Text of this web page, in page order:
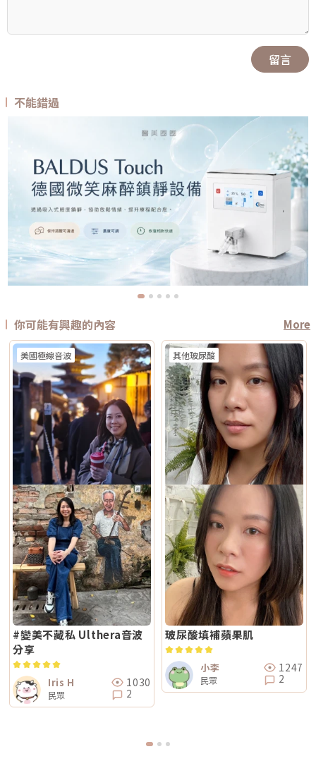
留言
不能錯過
你可能有興趣的內容 More
美國極線音波
#變美不藏私 Ulthera音波
分享
Iris H
民眾
1030
2
其他玻尿酸
玻尿酸填補蘋果肌
小李
民眾
1247
2